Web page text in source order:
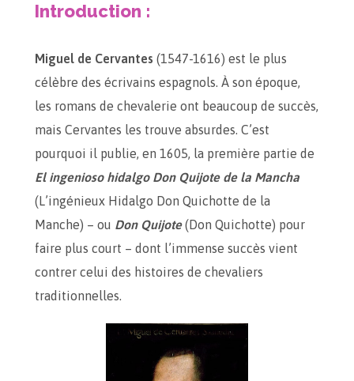
Introduction :
Miguel de Cervantes (1547-1616) est le plus
célèbre des écrivains espagnols. À son époque,
les romans de chevalerie ont beaucoup de succès,
mais Cervantes les trouve absurdes. C’est
pourquoi il publie, en 1605, la première partie de
El ingenioso hidalgo Don Quijote de la Mancha
(L’ingénieux Hidalgo Don Quichotte de la
Manche) – ou Don Quijote(Don Quichotte) pour
faire plus court – dont l’immense succès vient
contrer celui des histoires de chevaliers
traditionnelles.